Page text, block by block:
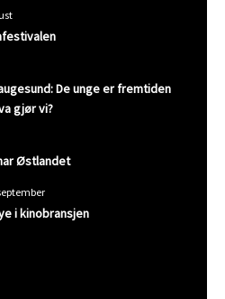
De unge er fremtiden
gjør vi?
Østlandet
i kinobransjen